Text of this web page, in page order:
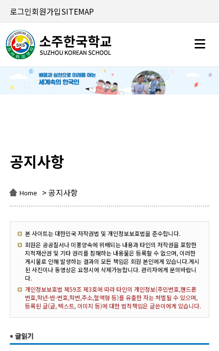
로그인회원가입SITEMAP
공지사항
Home > 공지사항
본 사이트는 대한민국 저작권법 및 개인정보보호법을 준수합니다.
회원은 공공질서나 미풍양속에 위배되는 내용과 타인의 저작권을 포함한
지적재산권 및 기타 권리를 침해하는 내용물은 등록할 수 없으며, 이러한
게시물로 인해 발생하는 결과의 모든 책임은 회원 본인에게 있습니다.게시
된 사진이나 동영상은 요청시에 삭제가능합니다. 관리자에게 문의바랍니
다.
개인정보보호법 제59조 제3호에 따라 타인의 개인정보(주민번호,핸드폰
번호,학년-반-번호,학번,주소,혈액형 등)를 유출한 자는 처벌될 수 있으며,
등록된 글(글, 텍스트, 이미지 등)에 대한 법적책임은 글쓴이에게 있습니다.